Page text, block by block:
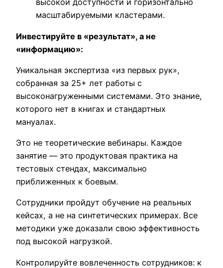
высокой доступности и горизонтально
масштабируемыми кластерами.
Инвестируйте в «результат», а не
«информацию»:
Уникальная экспертиза «из первых рук»,
собранная за 25+ лет работы с
высоконагруженными системами. Это знание,
которого нет в книгах и стандартных
мануалах.
Это не теоретические вебинары. Каждое
занятие — это продуктовая практика на
тестовых стендах, максимально
приближенных к боевым.
Сотрудники пройдут обучение на реальных
кейсах, а не на синтетических примерах. Все
методики уже доказали свою эффективность
под высокой нагрузкой.
Контролируйте вовлеченность сотрудников: к